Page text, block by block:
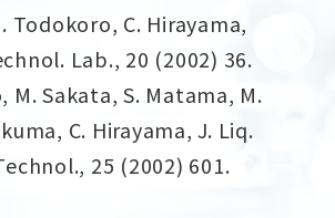
Todokoro, C. Hirayama,
Lab., 20 (2002) 36.
M. Sakata, S. Matama, M.
C. Hirayama, J. Liq.
25 (2002) 601.